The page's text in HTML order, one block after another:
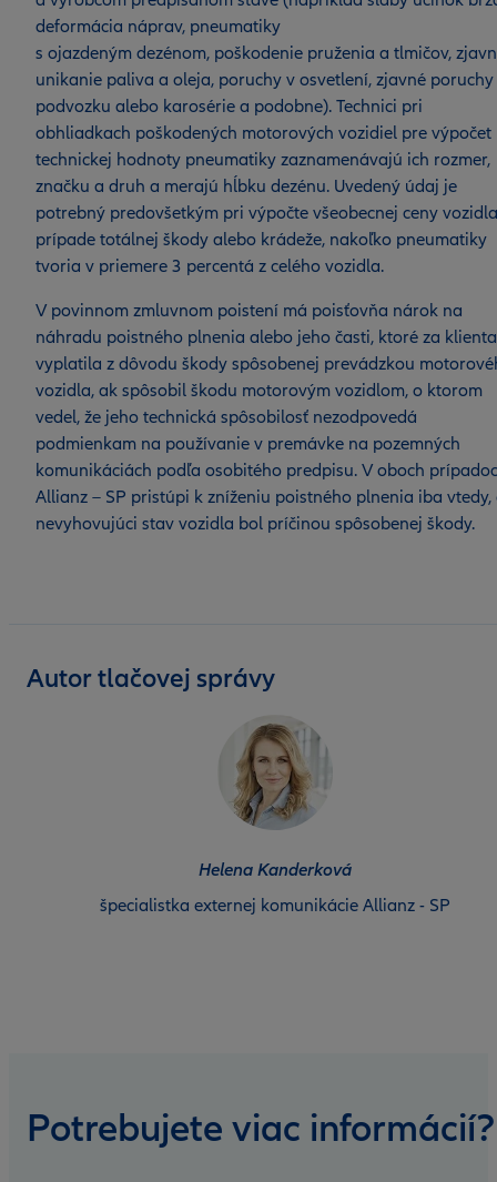
deformácia náprav, pneumatiky
s ojazdeným dezénom, poškodenie pruženia a tlmičov,
unikanie paliva a oleja, poruchy v osvetlení, zjavné poruchy
podvozku alebo karosérie a podobne). Technici pri
obhliadkach poškodených motorových vozidiel pre výpočet
technickej hodnoty pneumatiky zaznamenávajú ich rozmer,
značku a druh a merajú hĺbku dezénu. Uvedený údaj je
potrebný predovšetkým pri výpočte všeobecnej ceny
prípade totálnej škody alebo krádeže, nakoľko pneumatiky
tvoria v priemere 3 percentá z celého vozidla.
V povinnom zmluvnom poistení má poisťovňa nárok na
náhradu poistného plnenia alebo jeho časti, ktoré za klienta
vyplatila z dôvodu škody spôsobenej prevádzkou
vozidla, ak spôsobil škodu motorovým vozidlom, o ktorom
vedel, že jeho technická spôsobilosť nezodpovedá
podmienkam na používanie v premávke na pozemných
komunikáciách podľa osobitého predpisu. V oboch
Allianz – SP pristúpi k zníženiu poistného plnenia iba vtedy,
nevyhovujúci stav vozidla bol príčinou spôsobenej škody.
Autor tlačovej správy
Helena Kanderková
špecialistka externej komunikácie Allianz - SP
Potrebujete viac informácií?